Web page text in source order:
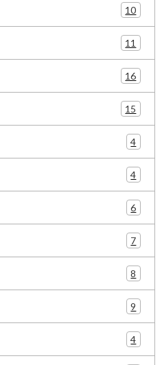
10
11
16
15
4
4
6
7
8
9
4